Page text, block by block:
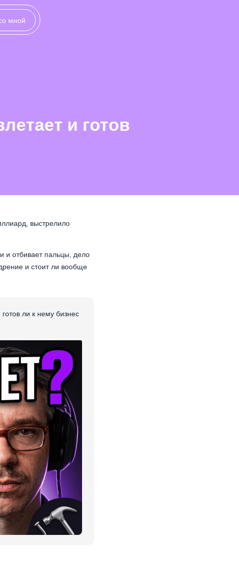
мной
и готов
выстрелило
и отбивает пальцы, дело
и стоит ли вообще
ли к нему бизнес